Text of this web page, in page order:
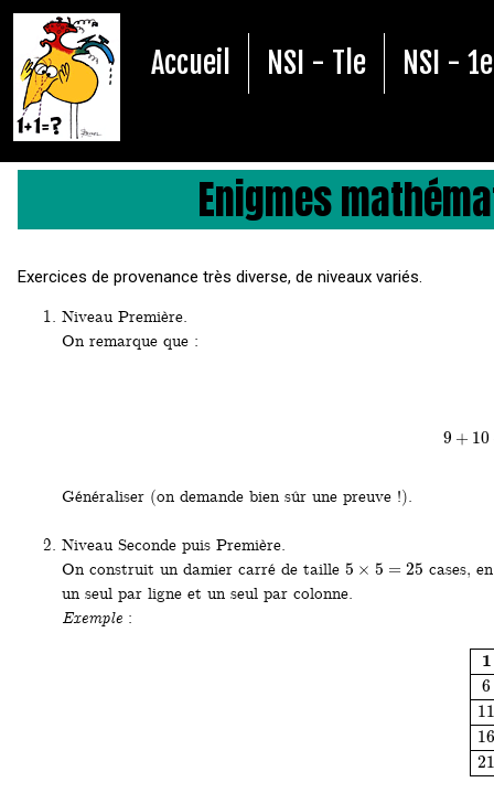
Accueil NSI - Tle NSI -
Enigmes
Exercices de provenance très diverse, de niveaux variés.
Niveau Première.
On remarque que :
9+
Généraliser (on demande bien sûr une preuve !).
Niveau Seconde puis Première.
On construit un damier carré de taille 5 =
cases,
un seul par ligne et un seul par colonne.
Exemple :
10